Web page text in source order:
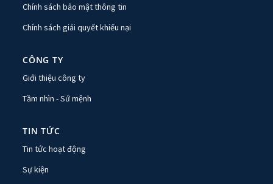
Chính sách bảo mật thông tin
Chính sách giải quyết khiếu nại
CÔNG TY
Giới thiệu công ty
Tầm nhìn - Sứ mệnh
TIN TỨC
Tin tức hoạt động
Sự kiện